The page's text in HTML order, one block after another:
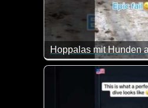
Hoppalas mit Hunden